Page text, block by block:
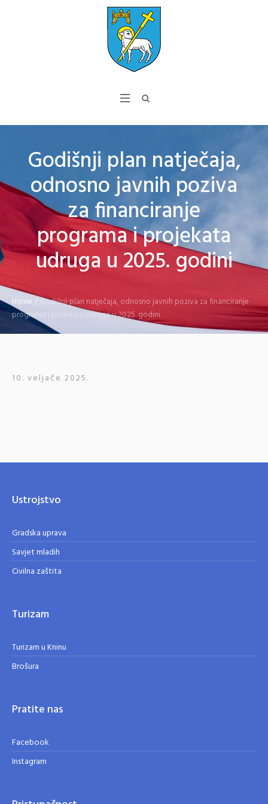
Godišnji plan natječaja,
odnosno javnih poziva
za financiranje
programa i projekata
udruga u 2025. godini
Home / Godišnji plan natječaja, odnosno javnih poziva za financiranje
programa i projekata udruga u 2025. godini
10. veljače 2025.
Ustrojstvo
Gradska uprava
Savjet mladih
Civilna zaštita
Turizam
Turizam u Kninu
Brošura
Pratite nas
Facebook
Instagram